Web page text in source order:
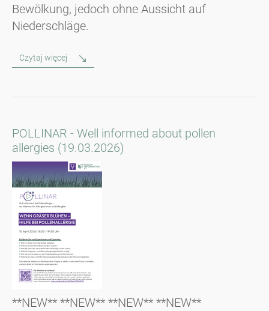
Bewölkung, jedoch ohne Aussicht auf
Niederschläge.
Czytaj więcej
POLLINAR - Well informed about pollen
allergies (19.03.2026)
**NEW** **NEW** **NEW** **NEW**